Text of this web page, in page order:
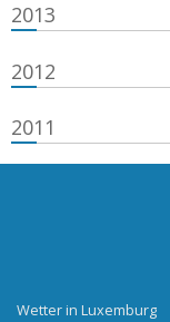
2013
2012
2011
Wetter in Luxemburg